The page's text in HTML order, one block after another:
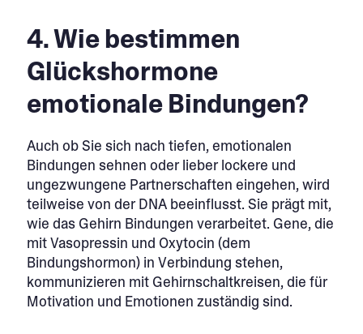
4. Wie bestimmen
Glückshormone
emotionale Bindungen?
Auch ob Sie sich nach tiefen, emotionalen
Bindungen sehnen oder lieber lockere und
ungezwungene Partnerschaften eingehen, wird
teilweise von der DNA beeinflusst. Sie prägt mit,
wie das Gehirn Bindungen verarbeitet. Gene, die
mit Vasopressin und Oxytocin (dem
Bindungshormon) in Verbindung stehen,
kommunizieren mit Gehirnschaltkreisen, die für
Motivation und Emotionen zuständig sind.